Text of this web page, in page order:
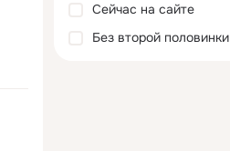
Сейчас на сайте
Без второй половинки